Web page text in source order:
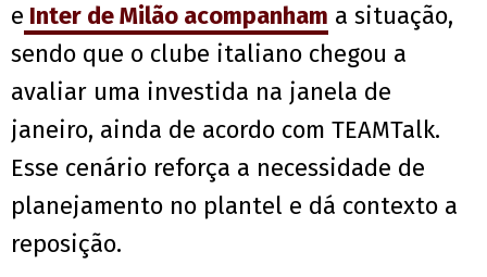
e Inter de Milão acompanham a situação,
sendo que o clube italiano chegou a
avaliar uma investida na janela de
janeiro, ainda de acordo com TEAMTalk.
Esse cenário reforça a necessidade de
planejamento no plantel e dá contexto a
reposição.